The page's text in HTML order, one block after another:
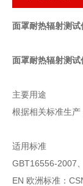
面罩耐热辐射测
面罩耐热辐射测试
主要用途
根据相关标准生产
适用标准
GBT16556-2007
EN 欧洲标准：